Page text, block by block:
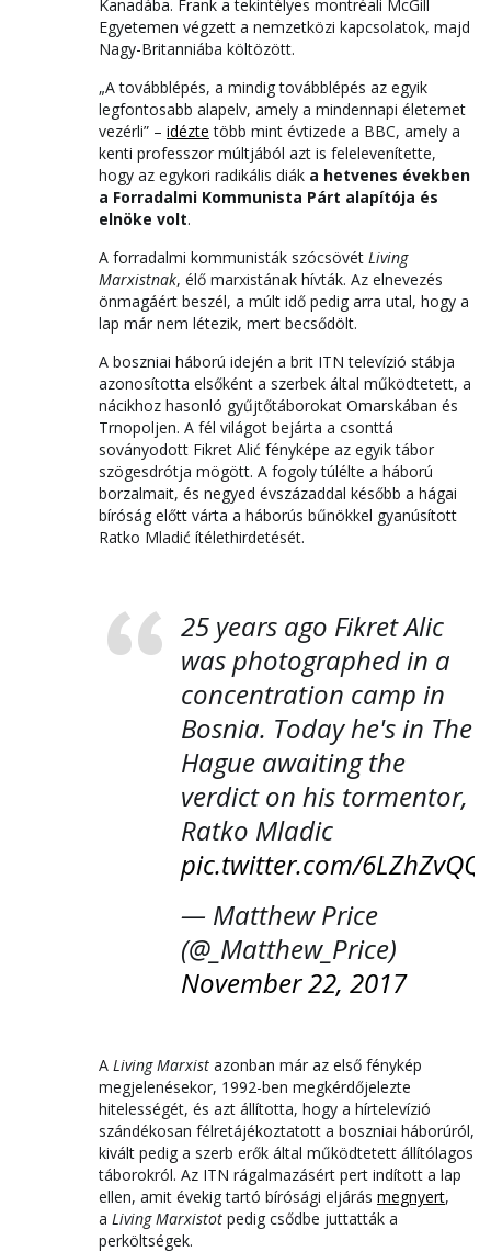
Kanadába. Frank a tekintélyes montréali McGill
Egyetemen végzett a nemzetközi kapcsolatok, majd
Nagy-Britanniába költözött.
„A továbblépés, a mindig továbblépés az egyik
legfontosabb alapelv, amely a mindennapi életemet
vezérli” – idézte több mint évtizede a BBC, amely a
kenti professzor múltjából azt is felelevenítette,
hogy az egykori radikális diák a hetvenes években
a Forradalmi Kommunista Párt alapítója és
elnöke volt.
A forradalmi kommunisták szócsövét Living
Marxistnak, élő marxistának hívták. Az elnevezés
önmagáért beszél, a múlt idő pedig arra utal, hogy a
lap már nem létezik, mert becsődölt.
A boszniai háború idején a brit ITN televízió stábja
azonosította elsőként a szerbek által működtetett, a
nácikhoz hasonló gyűjtőtáborokat Omarskában és
Trnopoljen. A fél világot bejárta a csonttá
soványodott Fikret Alić fényképe az egyik tábor
szögesdrótja mögött. A fogoly túlélte a háború
borzalmait, és negyed évszázaddal később a hágai
bíróság előtt várta a háborús bűnökkel gyanúsított
Ratko Mladić ítélethirdetését.
25 years ago Fikret Alic
was photographed in a
concentration camp in
Bosnia. Today he's in The
Hague awaiting the
verdict on his tormentor,
Ratko Mladic
pic.twitter.com/
— Matthew Price
(@_Matthew_Price)
November 22, 2017
A Living Marxist azonban már az első fénykép
megjelenésekor, 1992-ben megkérdőjelezte
hitelességét, és azt állította, hogy a hírtelevízió
szándékosan félretájékoztatott a boszniai háborúról,
kivált pedig a szerb erők által működtetett állítólagos
táborokról. Az ITN rágalmazásért pert indított a lap
ellen, amit évekig tartó bírósági eljárás megnyert,
a Living Marxistot pedig csődbe juttatták a
perköltségek.